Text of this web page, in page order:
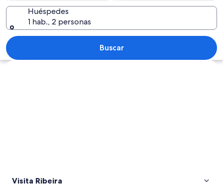
Una plaza urbana colorida con una
Huéspedes
1 hab., 2 personas
Buscar
Explorar mapa
Visita Ribeira